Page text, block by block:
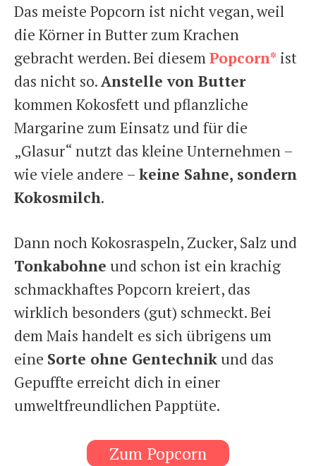
Das meiste Popcorn ist nicht vegan, weil
die Körner in Butter zum Krachen
gebracht werden. Bei diesemPopcorn* ist
das nicht so.Anstelle von Butter
kommen Kokosfett und pflanzliche
Margarine zum Einsatz und für die
„Glasur“ nutzt das kleine Unternehmen –
wie viele andere – keine Sahne, sondern
Kokosmilch.
Dann noch Kokosraspeln, Zucker, Salz und
Tonkabohne und schon ist ein krachig
schmackhaftes Popcorn kreiert, das
wirklich besonders (gut) schmeckt. Bei
dem Mais handelt es sich übrigens um
eine Sorte ohne Gentechnik und das
Gepuffte erreicht dich in einer
umweltfreundlichen Papptüte.
Zum Popcorn